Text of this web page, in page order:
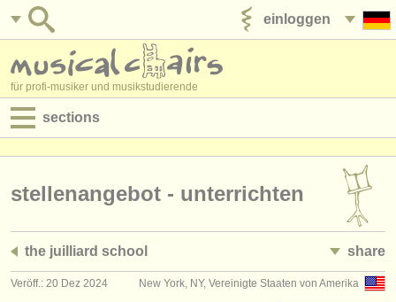
einloggen
für profi-musiker und musikstudierende
sections
jobs - verwaltung
stellenangebot - unterrichten
the juilliard school share
New York, NY, Vereinigte Staaten von Amerika
Veröff.: 20 Dez 2024